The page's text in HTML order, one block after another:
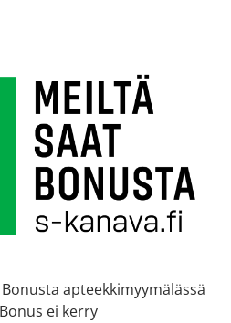
apteekkimyymälässä
ei kerry